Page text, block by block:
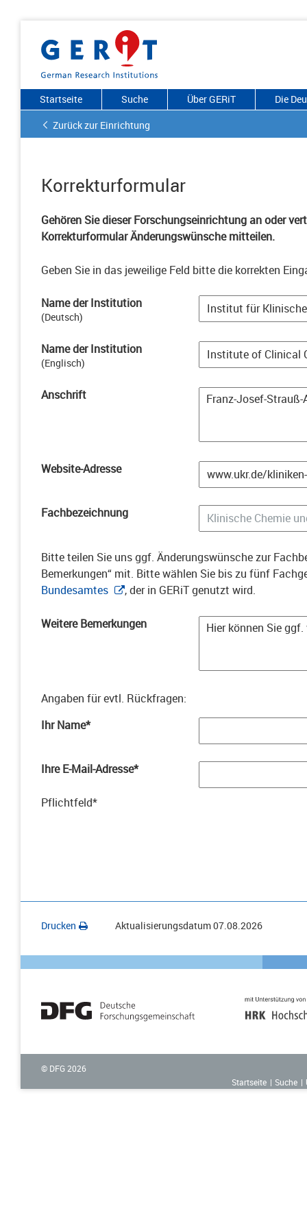
Startseite Suche Über GERiT
Die
Zurück zur Einrichtung
Korrekturformular
Gehören Sie dieser Forschungseinrichtung an oder
Korrekturformular Änderungswünsche mitteilen.
Geben Sie in das jeweilige Feld bitte die korrekten
Name der Institution
(Deutsch)
Name der Institution
(Englisch)
Anschrift
Website-Adresse
Fachbezeichnung
Bitte teilen Sie uns ggf. Änderungswünsche zur
Bemerkungen“ mit. Bitte wählen Sie bis zu fünf
Bundesamtes
, der in GERiT genutzt wird.
Weitere Bemerkungen
Angaben für evtl. Rückfragen:
Ihr Name*
Ihre E-Mail-Adresse*
Pflichtfeld*
Drucken Aktualisierungsdatum07.08.2026
© DFG 2026
Startseite
Suche